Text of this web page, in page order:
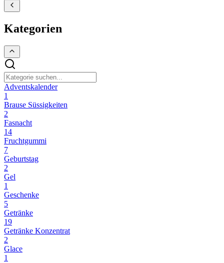
Kategorien
Adventskalender
1
Brause Süssigkeiten
2
Fasnacht
14
Fruchtgummi
7
Geburtstag
2
Gel
1
Geschenke
5
Getränke
19
Getränke Konzentrat
2
Glace
1